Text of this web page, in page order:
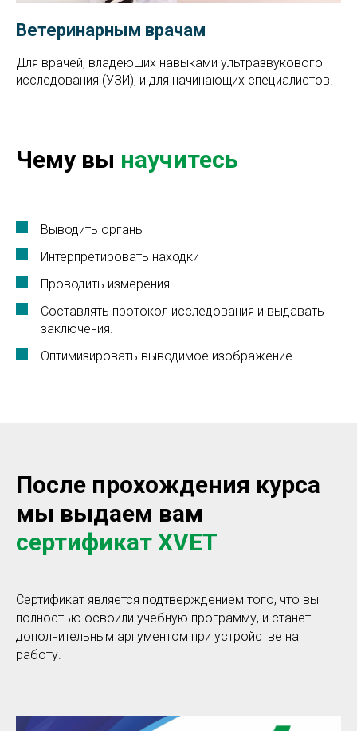
Ветеринарным врачам
Для врачей, владеющих навыками ультразвукового
исследования (УЗИ), и для начинающих специалистов.
Чему вы научитесь
Выводить органы
Интерпретировать находки
Проводить измерения
Составлять протокол исследования и выдавать
заключения.
Оптимизировать выводимое изображение
После прохождения курса
мы выдаем вам
сертификат XVET
Сертификат является подтверждением того, что вы
полностью освоили учебную программу, и станет
дополнительным аргументом при устройстве на
работу.